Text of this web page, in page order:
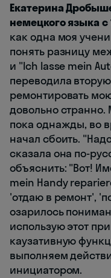
Екатерина
немецкого языка
как одна моя
понять разницу
и "Ich lasse mein
переводила
ремонтировать
довольно
пока однажды, во
начал сбоить.
сказала она по-
объяснить: "Вот!
mein Handy
'отдаю в ремонт',
озарилось
использую этот
каузативную
выполняем
инициатором.